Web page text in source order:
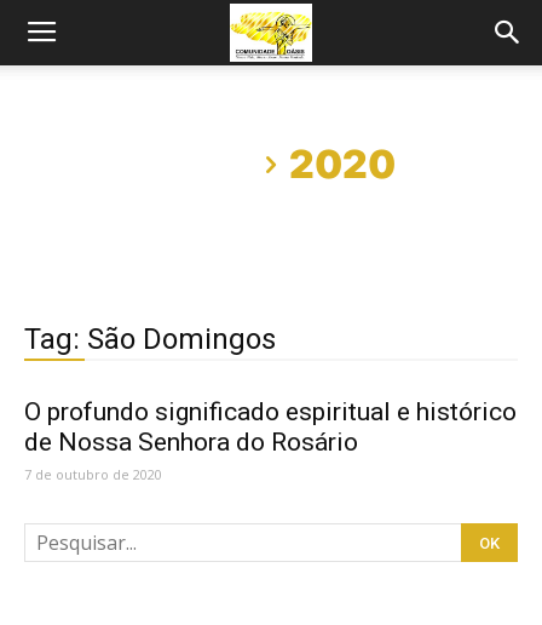
2020
Tag: São Domingos
O profundo significado espiritual e histórico
de Nossa Senhora do Rosário
7 de outubro de 2020